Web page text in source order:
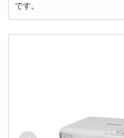
です。